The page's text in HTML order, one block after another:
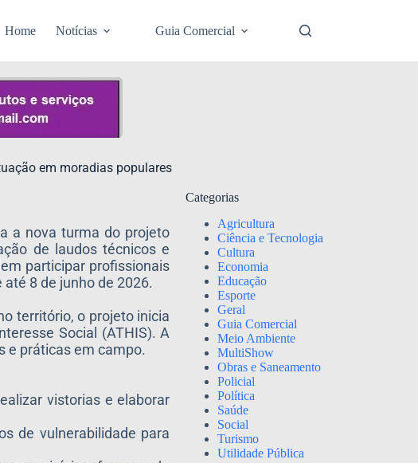
Home Notícias Guia Comercial
em moradias populares
a nova turma do projeto
de laudos técnicos e
participar profissionais
8 de junho de 2026.
território, o projeto inicia
Social (ATHIS). A
e práticas em campo.
vistorias e elaborar
vulnerabilidade para
Categorias
Agricultura
Ciência e Tecnologia
Cultura
Economia
Educação
Esporte
Geral
Guia Comercial
Meio Ambiente
MultiShow
Obras e Saneamento
Policial
Política
Saúde
Social
Turismo
Utilidade Pública